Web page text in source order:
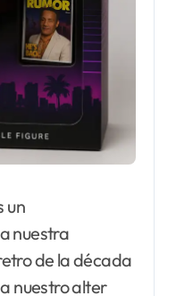
un
nuestra
de la década
nuestro alter